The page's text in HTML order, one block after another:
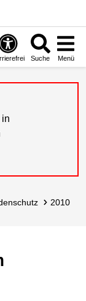
Suche Menü
2010